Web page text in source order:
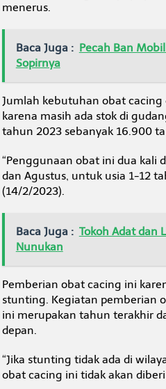
menerus.
Baca Juga : Pecah Ban
Sopirnya
Jumlah kebutuhan obat
karena masih ada stok di
tahun 2023 sebanyak 16.900
“Penggunaan obat ini dua kali
dan Agustus, untuk usia 1-12
(14/2/2023).
Baca Juga : Tokoh Adat dan
Nunukan
Pemberian obat cacing ini
stunting. Kegiatan pemberian
ini merupakan tahun terakhir
depan.
“Jika stunting tidak ada di
obat cacing ini tidak akan